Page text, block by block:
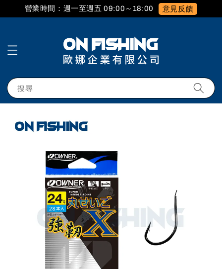
營業時間：週一至週五 09:00～18:00 意見反饋
搜尋